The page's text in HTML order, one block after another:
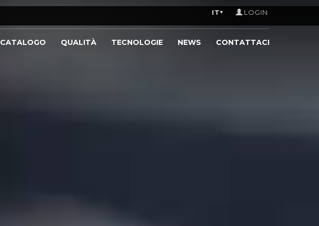
IT▾ LOGIN
CATALOGO QUALITÀ TECNOLOGIE NEWS CONTATTACI